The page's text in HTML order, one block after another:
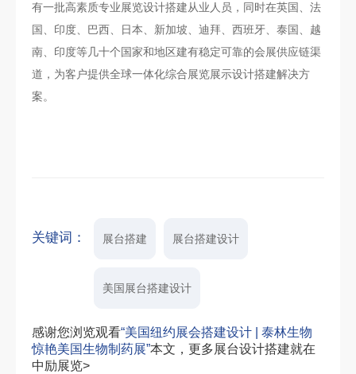
有一批高素质专业展览设计搭建从业人员，同时在英国、法
国、印度、巴西、日本、新加坡、迪拜、西班牙、泰国、越
南、印度等几十个国家和地区建有稳定可靠的会展供应链渠
道，为客户提供全球一体化综合展览展示设计搭建解决方
案。
关键词： 展台搭建 展台搭建设计
美国展台搭建设计
感谢您浏览观看“美国纽约展会搭建设计 | 泰林生物
惊艳美国生物制药展”本文，更多展台设计搭建就在
中励展览>